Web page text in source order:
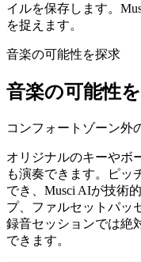
イルを保存します。
を捉えます。
音楽の可能性を探求
音楽の可能性
コンフォートゾーン外
オリジナルのキーやボ
も演奏できます。ピッ
でき、Musci AIが技術
プ、ファルセットパッ
録音セッションでは絶
できます。